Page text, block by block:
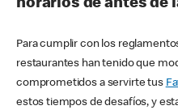
horarios de antes de
Para cumplir con los
restaurantes han tenido que
comprometidos a servirte tus
estos tiempos de desafíos, y